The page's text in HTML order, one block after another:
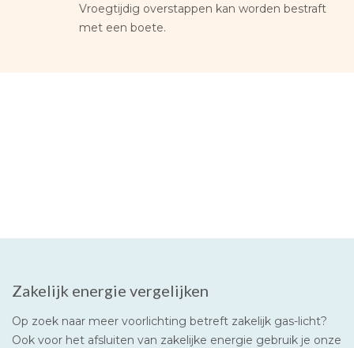
Vroegtijdig overstappen kan worden bestraft
met een boete.
Zakelijk energie vergelijken
Op zoek naar meer voorlichting betreft zakelijk gas-licht?
Ook voor het afsluiten van zakelijke energie gebruik je onze